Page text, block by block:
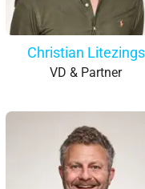
Christian Litezings
VD & Partner